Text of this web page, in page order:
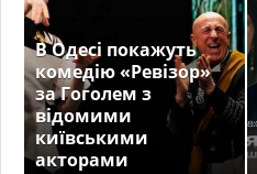
В Одесі покажуть
комедію «Ревізор»
за Гоголем з
відомими
київськими
акторами